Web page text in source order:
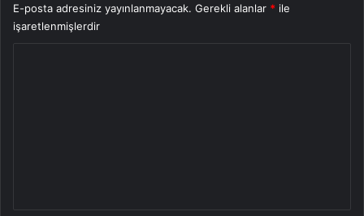
E-posta adresiniz yayınlanmayacak. Gerekli alanlar * ile
işaretlenmişlerdir